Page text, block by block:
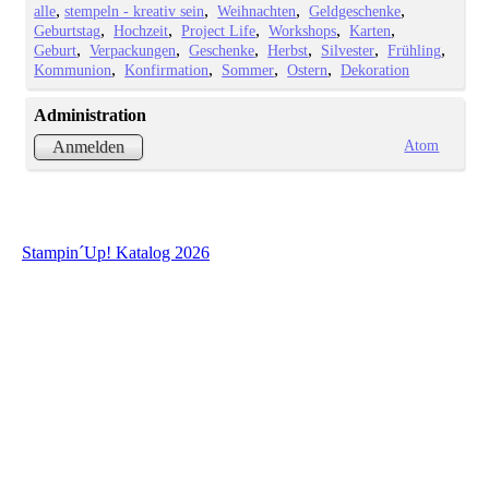
alle stempeln - kreativ sein Weihnachten
Geldgeschenke
Geburtstag
Hochzeit Project Life Workshops
Karten
Geburt
Verpackungen Geschenke Herbst Silvester
Frühling
Kommunion
Konfirmation Sommer Ostern Dekoration
Administration
Anmelden
Atom
Stampin´Up! Katalog 2026